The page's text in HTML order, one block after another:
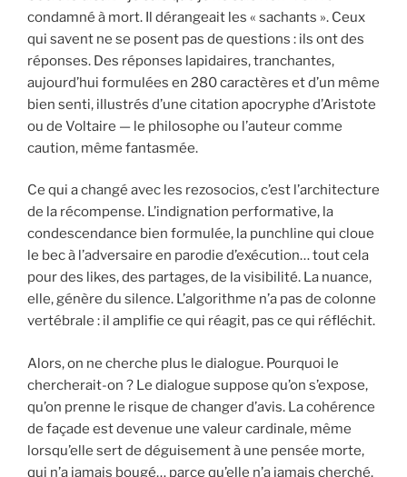
condamné à mort. Il dérangeait les « sachants ». Ceux
qui savent ne se posent pas de questions : ils ont des
réponses. Des réponses lapidaires, tranchantes,
aujourd’hui formulées en 280 caractères et d’un même
bien senti, illustrés d’une citation apocryphe d’Aristote
ou de Voltaire — le philosophe ou l’auteur comme
caution, même fantasmée.
Ce qui a changé avec les rezosocios, c’est l’architecture
de la récompense. L’indignation performative, la
condescendance bien formulée, la punchline qui cloue
le bec à l’adversaire en parodie d’exécution… tout cela
pour des likes, des partages, de la visibilité. La nuance,
elle, génère du silence. L’algorithme n’a pas de colonne
vertébrale : il amplifie ce qui réagit, pas ce qui réfléchit.
Alors, on ne cherche plus le dialogue. Pourquoi le
chercherait-on ? Le dialogue suppose qu’on s’expose,
qu’on prenne le risque de changer d’avis. La cohérence
de façade est devenue une valeur cardinale, même
lorsqu’elle sert de déguisement à une pensée morte,
qui n’a jamais bougé… parce qu’elle n’a jamais cherché.